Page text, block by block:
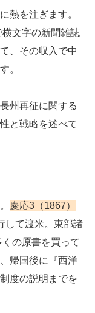
熱を注ぎます。
文字の新聞雑誌
、その収入で中
。
州再征に関する
と戦略を述べて
慶応3（1867）
して渡米。東部諸
の原書を買って
帰国後に『西洋
度の説明までを